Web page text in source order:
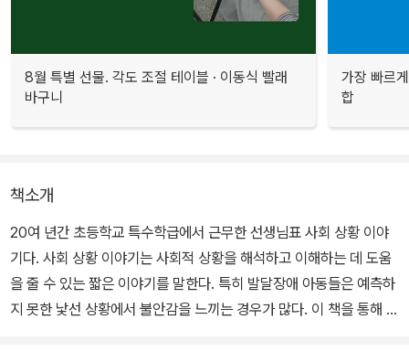
8월 특별 선물. 각도 조절 테이블 · 이동식 빨래
바구니
가장 빠르
합
책소개
20여 년간 초등학교 특수학급에서 근무한 선생님표 사회 상황 이야
기다. 사회 상황 이야기는 사회적 상황을 해석하고 이해하는 데 도움
을 줄 수 있는 짧은 이야기를 말한다. 특히 발달장애 아동들은 예측하
지 못한 낯선 상황에서 불안감을 느끼는 경우가 많다. 이 책을 통해 아